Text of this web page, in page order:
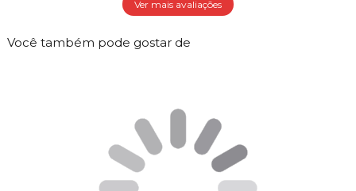
Ver mais avaliações
Você também pode gostar de